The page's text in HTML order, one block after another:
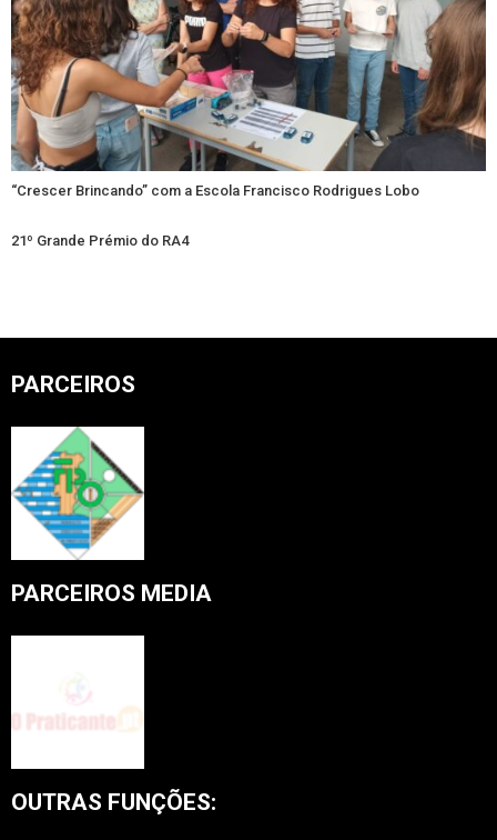
“Crescer Brincando” com a Escola Francisco Rodrigues Lobo
21º Grande Prémio do RA4
PARCEIROS
PARCEIROS MEDIA
OUTRAS FUNÇÕES: